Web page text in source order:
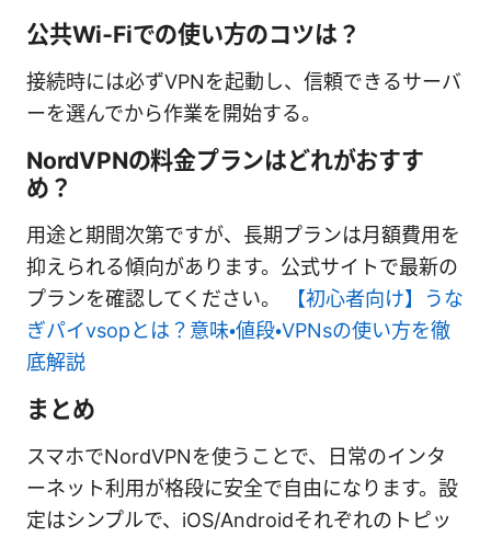
公共Wi‑Fiでの使い方のコツは？
接続時には必ずVPNを起動し、信頼できるサーバ
ーを選んでから作業を開始する。
NordVPNの料金プランはどれがおすす
め？
用途と期間次第ですが、長期プランは月額費用を
抑えられる傾向があります。公式サイトで最新の
プランを確認してください。
【初心者向け】うな
ぎパイvsopとは？意味・値段・VPNsの使い方を徹
底解説
まとめ
スマホでNordVPNを使うことで、日常のインタ
ーネット利用が格段に安全で自由になります。設
定はシンプルで、iOS/Androidそれぞれのトピッ